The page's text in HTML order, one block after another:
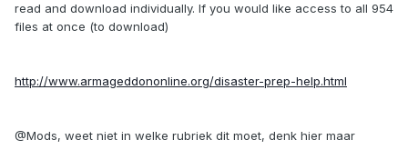
read and download individually. If you would like access to all 954
files at once (to download)
http://www.armageddononline.org/disaster-prep-help.html
@Mods, weet niet in welke rubriek dit moet, denk hier maar